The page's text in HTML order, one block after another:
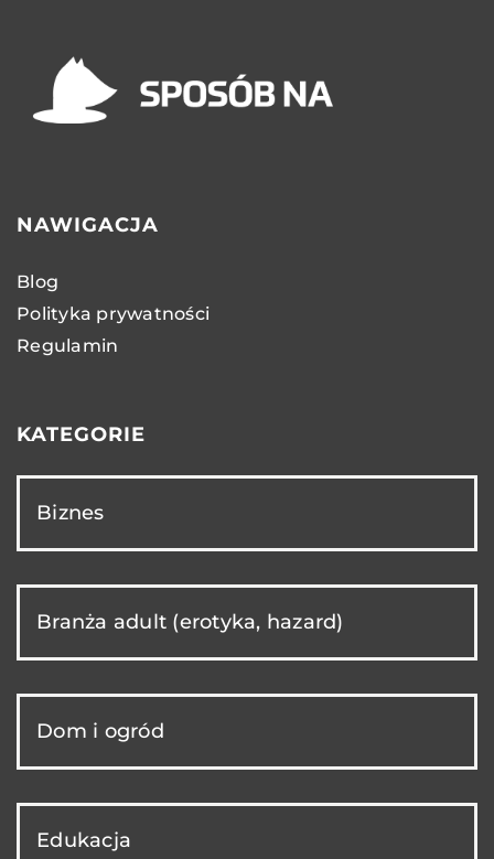
NAWIGACJA
Blog
Polityka prywatności
Regulamin
KATEGORIE
Biznes
Branża adult (erotyka, hazard)
Dom i ogród
Edukacja